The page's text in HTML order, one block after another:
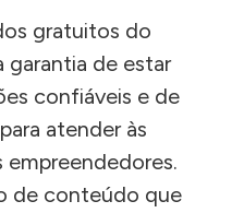
gratuitos do
garantia de estar
confiáveis e de
atender às
empreendedores.
de conteúdo que